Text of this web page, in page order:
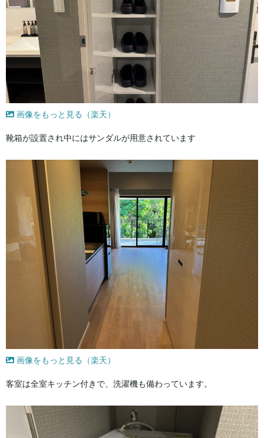
画像をもっと見る（楽天）
靴箱が設置され中にはサンダルが用意されています
画像をもっと見る（楽天）
客室は全室キッチン付きで、洗濯機も備わっています。